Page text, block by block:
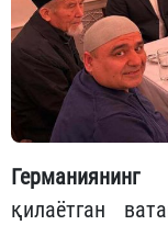
қилаётган